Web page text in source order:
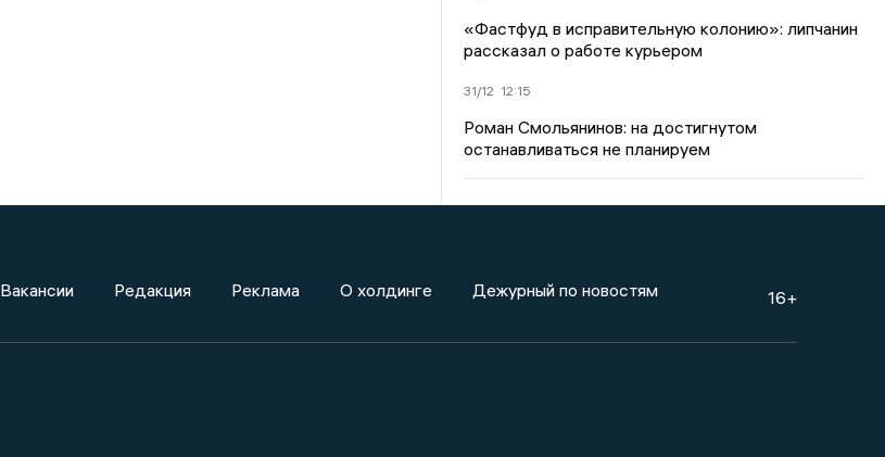
«Фастфуд в исправительную колонию»: липчанин
рассказал о работе курьером
31/12 12:15
Роман Смольянинов: на достигнутом
останавливаться не планируем
Вакансии Редакция Реклама О холдинге Дежурный по новостям 16+